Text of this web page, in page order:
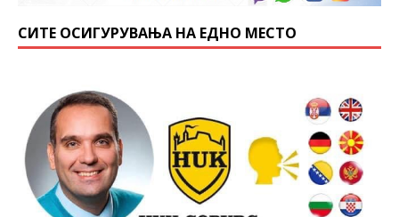
СИТЕ ОСИГУРУВАЊА НА ЕДНО МЕСТО